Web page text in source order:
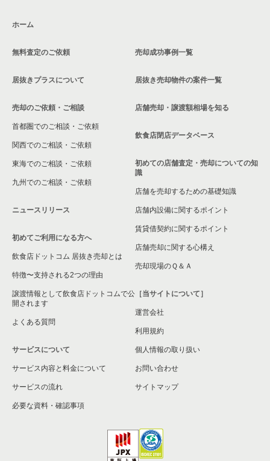
ホーム
無料査定のご依頼
居抜きプラスについて
売却のご依頼・ご相談
首都圏でのご相談・ご依頼
関西でのご相談・ご依頼
東海でのご相談・ご依頼
九州でのご相談・ご依頼
ニュースリリース
初めてご利用になる方へ
飲食店ドットコム 居抜き売却とは
特徴〜支持される2つの理由
譲渡情報として飲食店ドットコムで公
開されます
よくある質問
サービスについて
サービス内容と料金について
サービスの流れ
必要な資料・確認事項
売却成功事例一覧
居抜き売却物件の案件一覧
店舗売却・譲渡額相場を知る
飲食店閉店データベース
初めての店舗査定・売却についての知
識
店舗を売却するための基礎知識
店舗内設備に関するポイント
賃貸借契約に関するポイント
店舗売却に関する心構え
売却現場のＱ＆Ａ
［当サイトについて］
運営会社
利用規約
個人情報の取り扱い
お問い合わせ
サイトマップ